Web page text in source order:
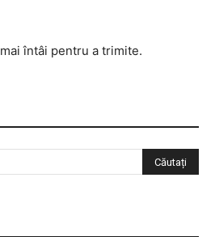
mai întâi pentru a trimite.